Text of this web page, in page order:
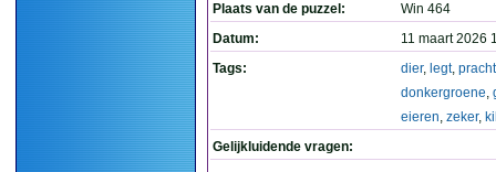
Plaats van de puzzel:
Win 464
Datum:
11 maart 2026
Tags:
dier, legt,
donkergroene,
eieren, zeker,
Gelijkluidende vragen: